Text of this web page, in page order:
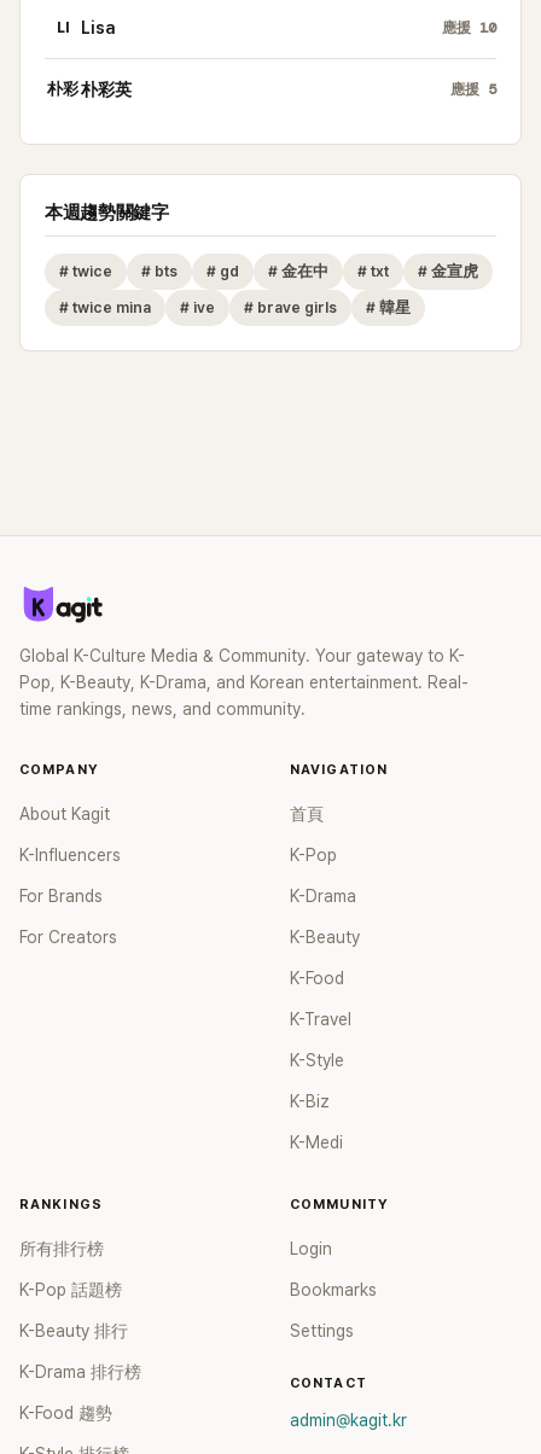
LI Lisa 應援 10
朴彩朴彩英 應援 5
本週趨勢關鍵字
# twice # bts # gd # 金在中 # txt # 金宣虎
# twice mina # ive # brave girls # 韓星
Global K-Culture Media & Community. Your gateway to K-
Pop, K-Beauty, K-Drama, and Korean entertainment. Real-
time rankings, news, and community.
COMPANY
About Kagit
K-Influencers
For Brands
For Creators
NAVIGATION
首頁
K-Pop
K-Drama
K-Beauty
K-Food
K-Travel
K-Style
K-Biz
K-Medi
RANKINGS
所有排行榜
K-Pop 話題榜
K-Beauty 排行
K-Drama 排行榜
K-Food 趨勢
COMMUNITY
Login
Bookmarks
Settings
CONTACT
admin@kagit.kr